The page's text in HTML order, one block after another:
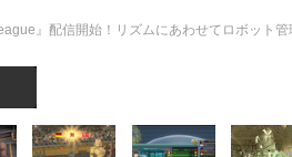
』配信開始！リズムにあわせてロボット管